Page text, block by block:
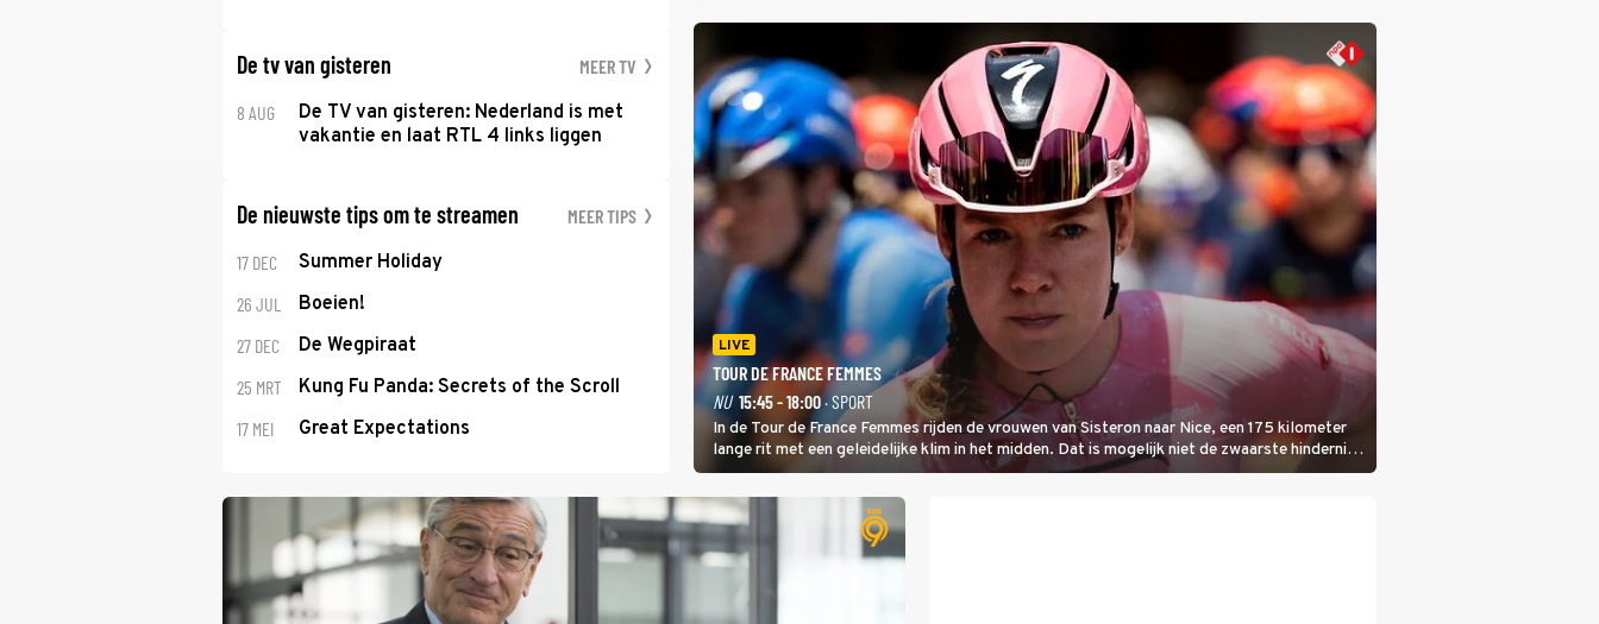
De tv van gisteren MEER TV
8 AUG
De TV van gisteren: Nederland is met
vakantie en laat RTL 4 links liggen
De nieuwste tips om te streamen MEER TIPS
17 DEC Summer Holiday
26 JUL Boeien!
27 DEC De Wegpiraat
25 MRT Kung Fu Panda: Secrets of the Scroll
17 MEI Great Expectations
LIVE
TOUR DE FRANCE FEMMES
NU 15:45 - 18:00· SPORT
In de Tour de France Femmes rijden de vrouwen van Sisteron naar Nice, een 175 kilometer
lange rit met een geleidelijke klim in het midden. Dat is mogelijk niet de zwaarste hindernis,
dat is de temperatuur. Het kan in Nice namelijk bloedheet worden.